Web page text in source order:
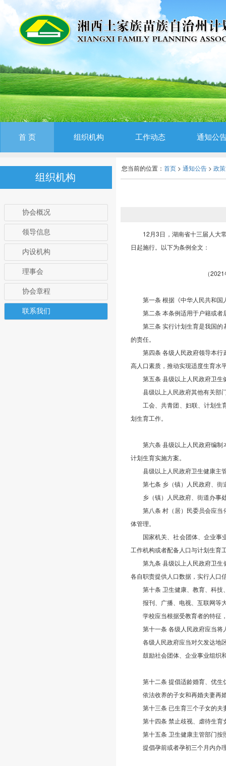
首 页 组织机构 工作动态 通知公
组织机构
协会概况
领导信息
内设机构
理事会
协会章程
联系我们
您当前的位置： 首页 > 通知公告 > 政
12月3日，湖南省十三届人大
日起施行。以下为条例全文：
（
第一条 根据《中华人民共和
第二条 本条例适用于户籍或
第三条 实行计划生育是我国
的责任。
第四条 各级人民政府领导本
高人口素质，推动实现适度生育水
第五条 县级以上人民政府卫
县级以上人民政府其他有关部
工会、共青团、妇联、计划生
划生育工作。
第六条 县级以上人民政府编
计划生育实施方案。
县级以上人民政府卫生健康主
第七条 乡（镇）人民政府、
乡（镇）人民政府、街道办事
第八条 村（居）民委员会应
体管理。
国家机关、社会团体、企业事
工作机构或者配备人口与计划生育
第九条 县级以上人民政府卫
各自职责提供人口数据，实行人口
第十条 卫生健康、教育、科
报刊、广播、电视、互联网等
学校应当根据受教育者的特征
第十一条 各级人民政府应当
各级人民政府应当对欠发达地
鼓励社会团体、企业事业组织
第十二条 提倡适龄婚育、优
依法收养的子女和再婚夫妻再
第十三条 已生育三个子女的
第十四条 禁止歧视、虐待生
第十五条 卫生健康主管部门
提倡孕前或者孕初三个月内办